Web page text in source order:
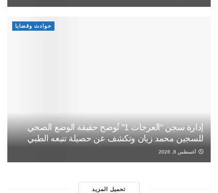
حوادث وقضايا
إدارة سجن “العرجات 1” تُوضح حقيقة الوضع الصحي
للسجين محمد زيان وتكشف عن حصيلة تتبعه الطبي
أغسطس 8, 2026
تحميل المزيد